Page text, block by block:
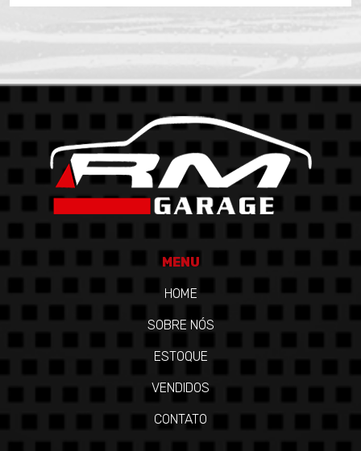
MENU
HOME
SOBRE NÓS
ESTOQUE
VENDIDOS
CONTATO